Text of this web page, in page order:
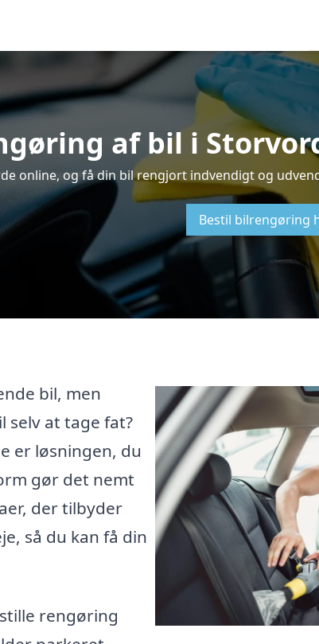
af bil i
online, og få din bil rengjort indvendigt og
Bestil bilrengøring
bil, men
selv at tage fat?
er løsningen, du
gør det nemt
der tilbyder
så du kan få din
rengøring